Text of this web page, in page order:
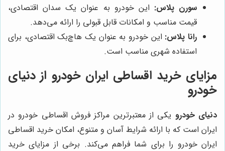
سورن پلاس: این خودرو به عنوان یک سدان اقتصادی،
قیمت مناسب و امکانات قابل قبولی را ارائه می‌دهد.
رانا پلاس: این خودرو به عنوان یک هاچ‌بک اقتصادی، برای
استفاده شهری مناسب است.
مزایای خرید اقساطی ایران خودرو از دنیای
خودرو
دنیای خودرو یکی از معتبرترین مراکز فروش اقساطی خودرو در
ایران است که با ارائه شرایط آسان و متنوع، امکان خرید اقساطی
ایران خودرو را برای شما فراهم می‌کند. برخی از مزایای خرید